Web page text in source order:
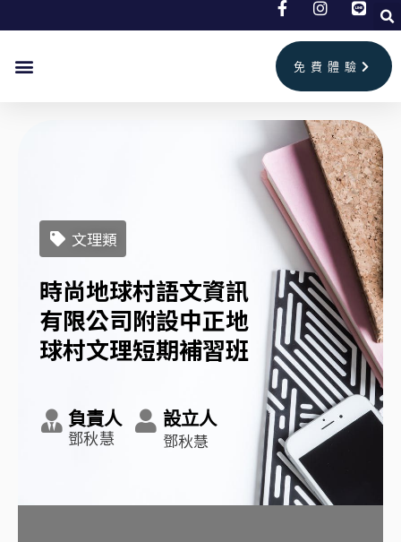
免費體驗
文理類
時尚地球村語文資訊
有限公司附設中正地
球村文理短期補習班
負責人
鄧秋慧
設立人
鄧秋慧